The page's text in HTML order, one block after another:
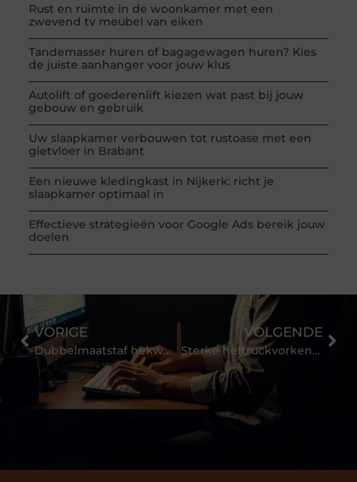
Rust en ruimte in de woonkamer met een
zwevend tv meubel van eiken
Tandemasser huren of bagagewagen huren? Kies
de juiste aanhanger voor jouw klus
Autolift of goederenlift kiezen wat past bij jouw
gebouw en gebruik
Uw slaapkamer verbouwen tot rustoase met een
gietvloer in Brabant
Een nieuwe kledingkast in Nijkerk: richt je
slaapkamer optimaal in
Effectieve strategieën voor Google Ads bereik jouw
doelen
VORIGE
Dubbelmaatstaf hekwerk: oerdegelijk en talloze toepassingen!
VOLGENDE
Sterke heftruckvorken zijn van groot belang in uw magazijn